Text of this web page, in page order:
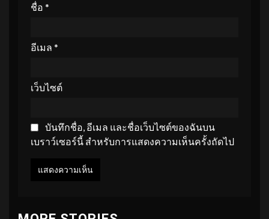
ชื่อ *
อีเมล *
เว็บไซต์
บันทึกชื่อ, อีเมล และชื่อเว็บไซต์ของฉันบน
เบราว์เซอร์นี้ สำหรับการแสดงความเห็นครั้งถัดไป